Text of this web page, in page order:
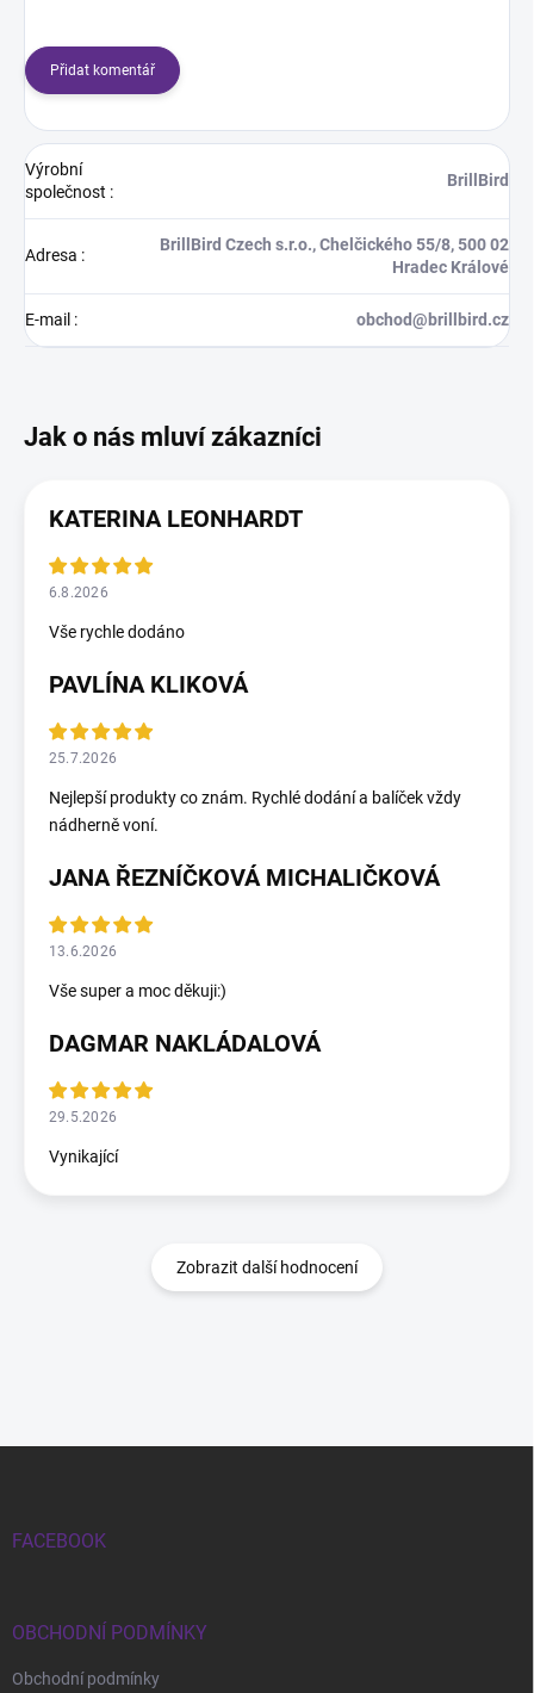
Přidat komentář
Výrobní
společnost :
BrillBird
Adresa :
BrillBird Czech s.r.o., Chelčického 55/8, 500 02
Hradec Králové
E-mail : obchod@brillbird.cz
KATERINA LEONHARDT
6.8.2026
Vše rychle dodáno
PAVLÍNA KLIKOVÁ
25.7.2026
Nejlepší produkty co znám. Rychlé dodání a balíček vždy
nádherně voní.
JANA ŘEZNÍČKOVÁ MICHALIČKOVÁ
13.6.2026
Vše super a moc děkuji:)
DAGMAR NAKLÁDALOVÁ
29.5.2026
Vynikající
Zobrazit další hodnocení
FACEBOOK
OBCHODNÍ PODMÍNKY
Obchodní podmínky